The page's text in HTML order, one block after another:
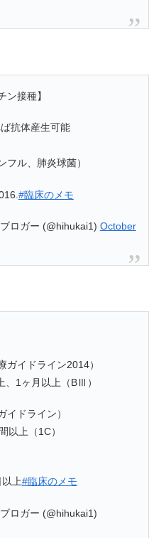
ン接種】
抗体産生可能
フル、肺炎球菌）
#臨床のメモ
ロガー (@hihukai1) October
ガイドライン2014）
、1ヶ月以上（BⅢ）
イドライン）
以上（1C）
上#臨床のメモ
ロガー (@hihukai1)